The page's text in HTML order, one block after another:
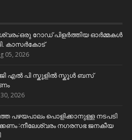
റോഡ് പിളർത്തിയ ഓർമ്മകൾ
കാസർകോട്
05, 2026
ജി എൽ പി സ്കൂളിൽ സ്കൂൾ ബസ്
30, 2026
പഴയപാലം പൊളിക്കാനുള്ള നടപടി
:നീലേശ്വരം നഗരസഭ ജനകീയ